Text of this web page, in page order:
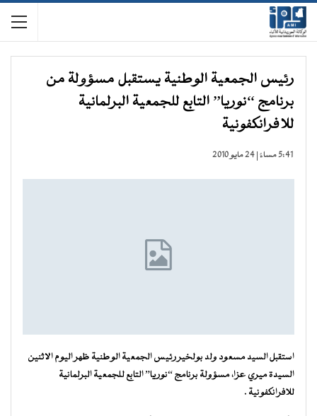
رئيس الجمعية الوطنية يستقبل مسؤولة من
برنامج “نوريا” التابع للجمعية البرلمانية
للافرانكفونية
5:41 مساءً | 24 مايو 2010
استقبل السيد مسعود ولد بولخير رئيس الجمعية الوطنية ظهر اليوم الاثنين
السيدة ميري عزا، مسؤولة برنامج “نوريا” التابع للجمعية البرلمانية
للافرانكفونية .